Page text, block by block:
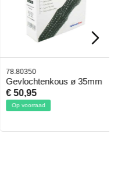
78.80350
Gevlochtenkous ø 35mm
€ 50,95
Op voorraad